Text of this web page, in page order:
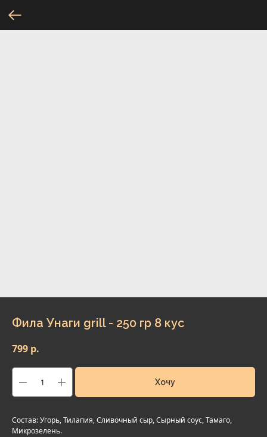
Фила Унаги grill - 250 гр 8 кус
799 р.
Хочу
Состав: Угорь, Тилапия, Сливочный сыр, Сырный соус, Тамаго,
Микрозелень.